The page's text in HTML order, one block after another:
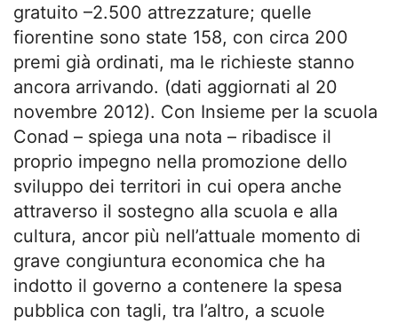
gratuito –2.500 attrezzature; quelle
fiorentine sono state 158, con circa 200
premi già ordinati, ma le richieste stanno
ancora arrivando. (dati aggiornati al 20
novembre 2012). Con Insieme per la scuola
Conad – spiega una nota – ribadisce il
proprio impegno nella promozione dello
sviluppo dei territori in cui opera anche
attraverso il sostegno alla scuola e alla
cultura, ancor più nell’attuale momento di
grave congiuntura economica che ha
indotto il governo a contenere la spesa
pubblica con tagli, tra l’altro, a scuole